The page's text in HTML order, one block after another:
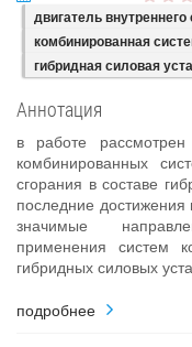
двигатель внутреннего
комбинированная
гибридная силовая
Аннотация
в работе
комбинированных
сгорания в составе
последние
значимые
применения систем
гибридных силовых
подробнее